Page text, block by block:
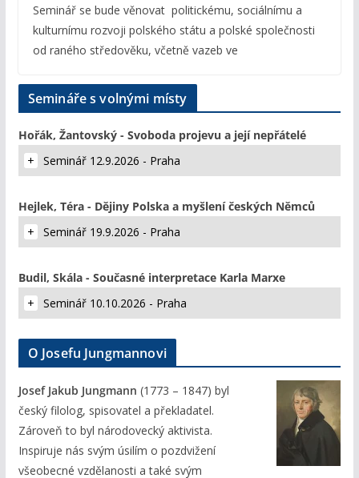
Seminář se bude věnovat politickému, sociálnímu a
kulturnímu rozvoji polského státu a polské společnosti
od raného středověku, včetně vazeb ve
Semináře s volnými místy
Hořák, Žantovský - Svoboda projevu a její nepřátelé
Seminář 12.9.2026 - Praha
Hejlek, Téra - Dějiny Polska a myšlení českých Němců
Seminář 19.9.2026 - Praha
Budil, Skála - Současné interpretace Karla Marxe
Seminář 10.10.2026 - Praha
O Josefu Jungmannovi
Josef Jakub Jungmann (1773 – 1847) byl
český filolog, spisovatel a překladatel.
Zároveň to byl národovecký aktivista.
Inspiruje nás svým úsilím o pozdvižení
všeobecné vzdělanosti a také svým